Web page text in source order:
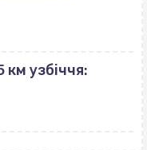
узбіччя: